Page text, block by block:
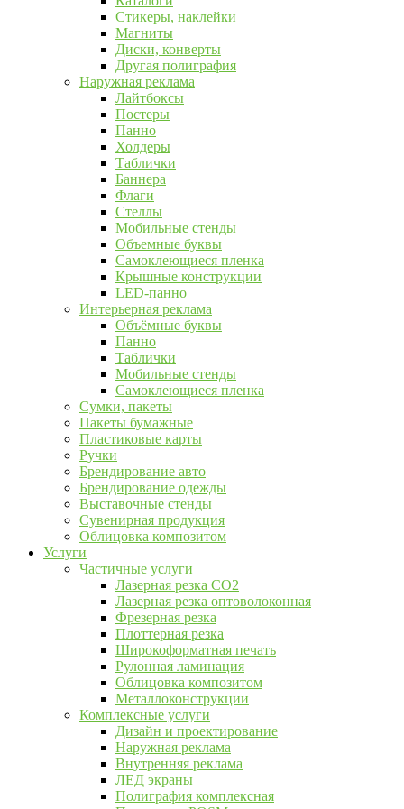
Стикеры, наклейки
Магниты
Диски, конверты
Другая полиграфия
Наружная реклама
Лайтбоксы
Постеры
Панно
Холдеры
Таблички
Баннера
Флаги
Стеллы
Мобильные стенды
Объемные буквы
Самоклеющиеся пленка
Крышные конструкции
LED-панно
Интерьерная реклама
Объёмные буквы
Панно
Таблички
Мобильные стенды
Самоклеющиеся пленка
Сумки, пакеты
Пакеты бумажные
Пластиковые карты
Ручки
Брендирование авто
Брендирование одежды
Выставочные стенды
Сувенирная продукция
Облицовка композитом
Услуги
Частичные услуги
Лазерная резка CO2
Лазерная резка оптоволоконная
Фрезерная резка
Плоттерная резка
Широкоформатная печать
Рулонная ламинация
Облицовка композитом
Металлоконструкции
Комплексные услуги
Дизайн и проектирование
Наружная реклама
Внутренняя реклама
ЛЕД экраны
Полиграфия комплексная